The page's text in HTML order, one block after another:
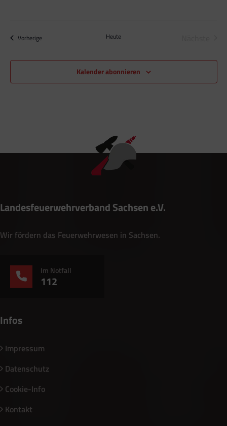
VorherigeVeranstaltungen Heute
Kalender abonnieren
Landesfeuerwehrverband Sachsen e.V.
Wir fördern das Feuerwehrwesen in Sachsen.
Im Notfall
112
Infos
Impressum
Datenschutz
Cookie-Info
Kontakt